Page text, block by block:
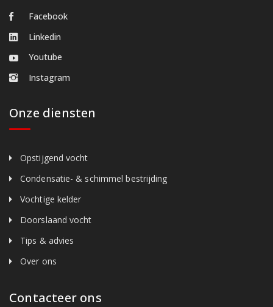
Facebook
Linkedin
Youtube
Instagram
Onze diensten
Opstijgend vocht
Condensatie- & schimmel bestrijding
Vochtige kelder
Doorslaand vocht
Tips & advies
Over ons
Contacteer ons